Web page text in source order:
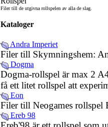
Filer till de utgivna rollspelen av alla de slag.
Kataloger
Andra Imperiet
Filer till Skymningshem:
Dogma
Dogma-rollspel är max 2
få ett litet rollspel att
Eon
Filer till Neogames rollspel
Ereb 98